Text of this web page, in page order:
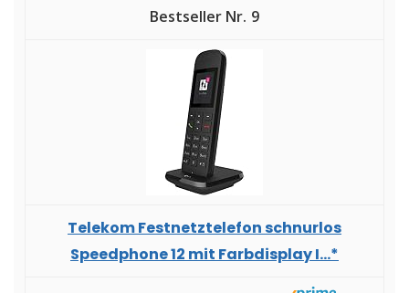
9
Telekom Festnetztelefon schnurlos
Speedphone 12 mit Farbdisplay I...*